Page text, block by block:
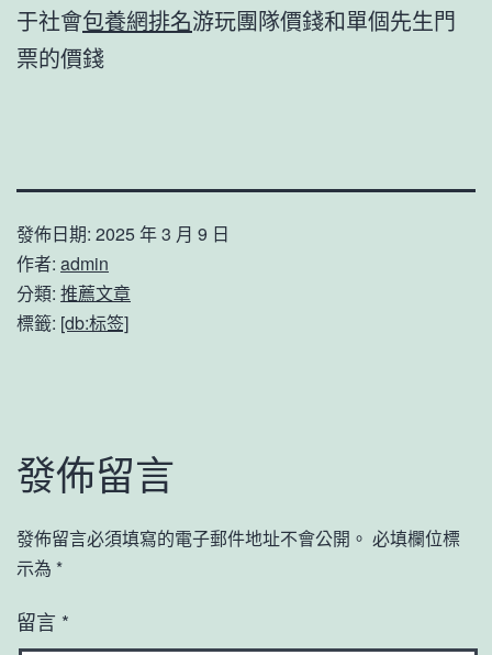
于社會包養網排名游玩團隊價錢和單個先生門
票的價錢
發佈日期: 2025 年 3 月 9 日
作者: admin
分類: 推薦文章
標籤: [db:标签]
發佈留言
發佈留言必須填寫的電子郵件地址不會公開。 必填欄位標
示為 *
留言 *